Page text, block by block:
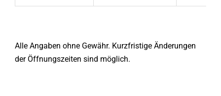
Alle Angaben ohne Gewähr. Kurzfristige Änderungen
der Öffnungszeiten sind möglich.